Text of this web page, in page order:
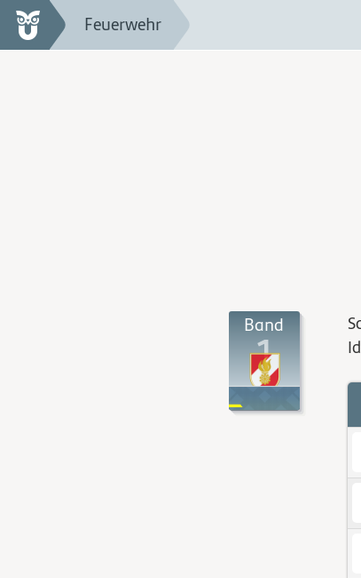
Feuerwehr
Band
1